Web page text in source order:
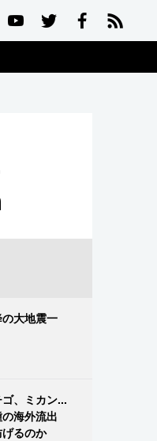
大地震一
、ミカン...
海外流出
るのか